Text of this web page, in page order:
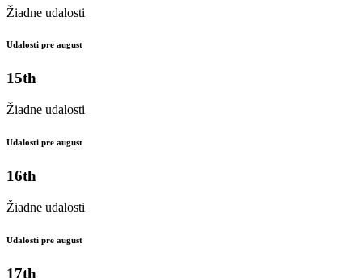
Žiadne udalosti
Udalosti pre august
15th
Žiadne udalosti
Udalosti pre august
16th
Žiadne udalosti
Udalosti pre august
17th